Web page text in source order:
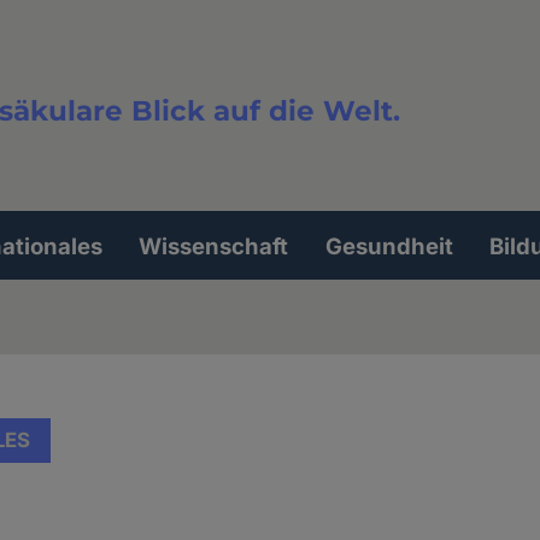
Blick auf die Welt.
Wissenschaft Gesundheit